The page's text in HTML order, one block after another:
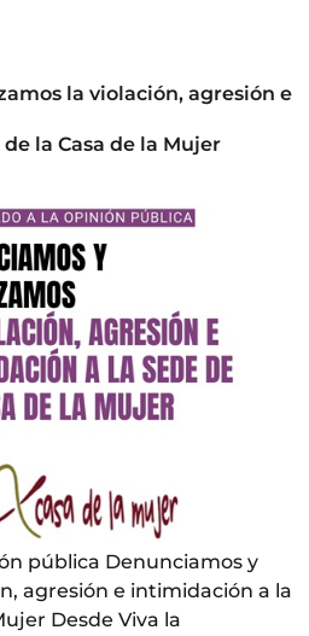
la violación, agresión e
la Casa de la Mujer
pública Denunciamos y
agresión e intimidación a la
Desde Viva la